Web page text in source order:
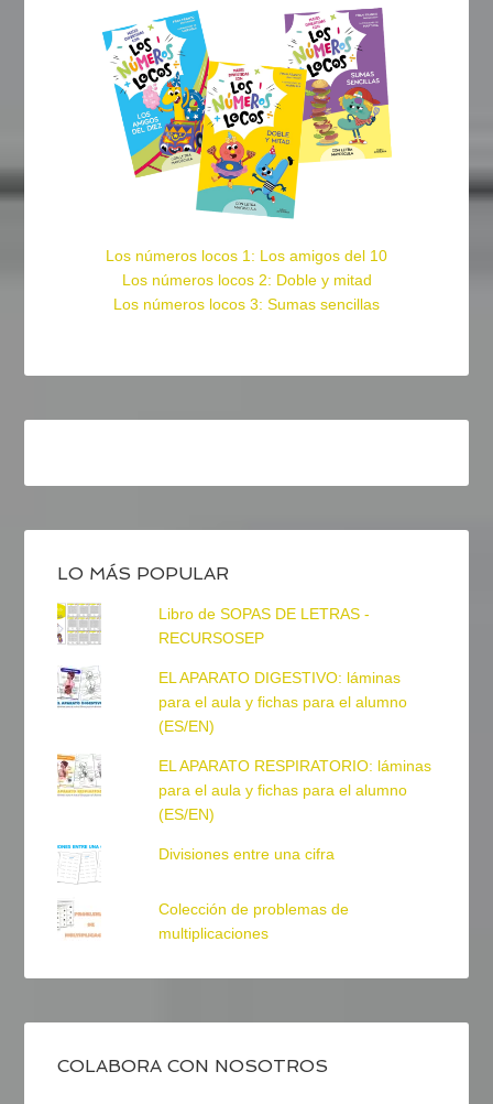
Los números locos 1: Los amigos del 10
Los números locos 2: Doble y mitad
Los números locos 3: Sumas sencillas
LO MÁS POPULAR
Libro de SOPAS DE LETRAS -
RECURSOSEP
EL APARATO DIGESTIVO: láminas
para el aula y fichas para el alumno
(ES/EN)
EL APARATO RESPIRATORIO: láminas
para el aula y fichas para el alumno
(ES/EN)
Divisiones entre una cifra
Colección de problemas de
multiplicaciones
COLABORA CON NOSOTROS